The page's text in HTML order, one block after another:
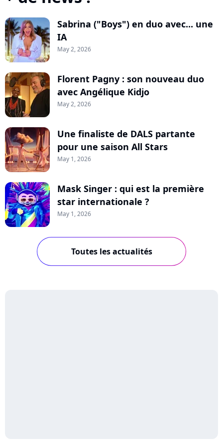
Sabrina ("Boys") en duo avec... une
IA
May 2, 2026
Florent Pagny : son nouveau duo
avec Angélique Kidjo
May 2, 2026
Une finaliste de DALS partante
pour une saison All Stars
May 1, 2026
Mask Singer : qui est la première
star internationale ?
May 1, 2026
Toutes les actualités